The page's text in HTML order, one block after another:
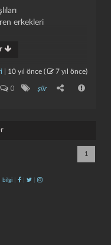
erkekleri
10 yıl önce ( 7 yıl önce)
0 şiir
1
kapat kaydet
bilgi| | |